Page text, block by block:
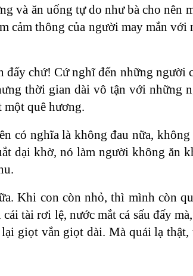
và ăn uống tự do như bà cho nên
cảm thông của người may mắn
chứ! Cứ nghĩ đến những người
thời gian dài vô tận với những
một quê hương.
có nghĩa là không đau nữa, không
dại khờ, nó làm người không ăn
Khi con còn nhỏ, thì mình còn
tài rơi lệ, nước mắt cá sấu đấy
giọt vắn giọt dài. Mà quái lạ